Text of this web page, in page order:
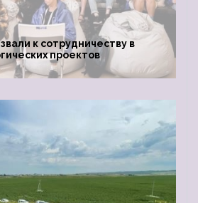
к сотрудничеству в
проектов